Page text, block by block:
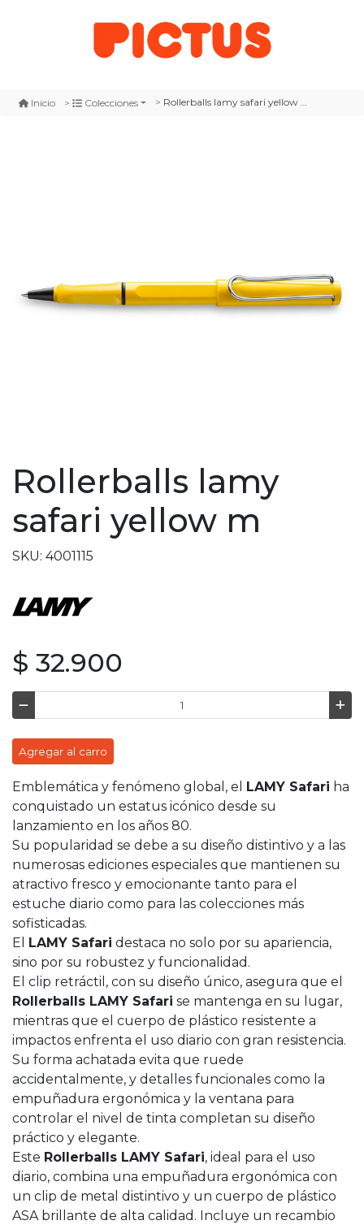
Inicio Colecciones Rollerballs lamy safari yellow m
Rollerballs lamy
safari yellow m
SKU: 4001115
$ 32.900
Agregar al carro
Emblemática y fenómeno global, el LAMY Safari ha
conquistado un estatus icónico desde su
lanzamiento en los años 80.
Su popularidad se debe a su diseño distintivo y a las
numerosas ediciones especiales que mantienen su
atractivo fresco y emocionante tanto para el
estuche diario como para las colecciones más
sofisticadas.
El
LAMY Safari destaca no solo por su apariencia,
sino por su robustez y funcionalidad.
El clip retráctil, con su diseño único, asegura que el
Rollerballs LAMY Safari se mantenga en su lugar,
mientras que el cuerpo de plástico resistente a
impactos enfrenta el uso diario con gran resistencia.
Su forma achatada evita que ruede
accidentalmente, y detalles funcionales como la
empuñadura ergonómica y la ventana para
controlar el nivel de tinta completan su diseño
práctico y elegante.
Este Rollerballs LAMY Safari, ideal para el uso
diario, combina una empuñadura ergonómica con
un clip de metal distintivo y un cuerpo de plástico
ASA brillante de alta calidad. Incluye un recambio